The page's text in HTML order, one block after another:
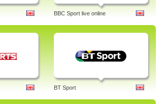
BBC Sport live online
BT Sport